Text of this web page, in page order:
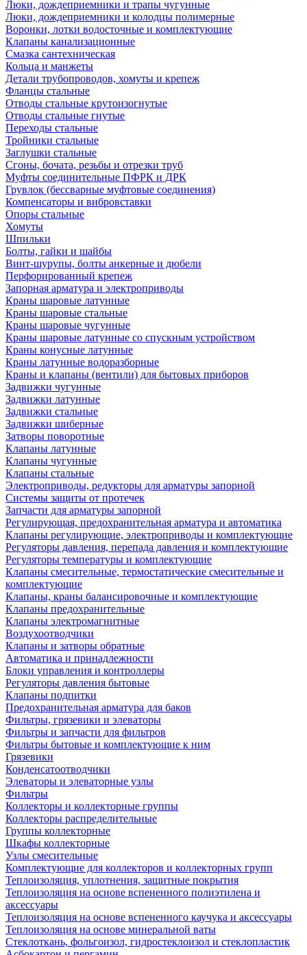
Люки, дождеприемники и трапы чугунные
Люки, дождеприемники и колодцы полимерные
Воронки, лотки водосточные и комплектующие
Клапаны канализационные
Смазка сантехническая
Кольца и манжеты
Детали трубопроводов, хомуты и крепеж
Фланцы стальные
Отводы стальные крутоизогнутые
Отводы стальные гнутые
Переходы стальные
Тройники стальные
Заглушки стальные
Сгоны, бочата, резьбы и отрезки труб
Муфты соединительные ПФРК и ДРК
Грувлок (бессварные муфтовые соединения)
Компенсаторы и вибровставки
Опоры стальные
Хомуты
Шпильки
Болты, гайки и шайбы
Винт-шурупы, болты анкерные и дюбели
Перфорированный крепеж
Запорная арматура и электроприводы
Краны шаровые латунные
Краны шаровые стальные
Краны шаровые чугунные
Краны шаровые латунные со спускным устройством
Краны конусные латунные
Краны латунные водоразборные
Краны и клапаны (вентили) для бытовых приборов
Задвижки чугунные
Задвижки латунные
Задвижки стальные
Задвижки шиберные
Затворы поворотные
Клапаны латунные
Клапаны чугунные
Клапаны стальные
Электроприводы, редукторы для арматуры запорной
Системы защиты от протечек
Запчасти для арматуры запорной
Регулирующая, предохранительная арматура и автоматика
Клапаны регулирующие, электроприводы и комплектующие
Регуляторы давления, перепада давления и комплектующие
Регуляторы температуры и комплектующие
Клапаны смесительные, термостатические смесительные и
комплектующие
Клапаны, краны балансировочные и комплектующие
Клапаны предохранительные
Клапаны электромагнитные
Воздухоотводчики
Клапаны и затворы обратные
Автоматика и принадлежности
Блоки управления и контроллеры
Регуляторы давления бытовые
Клапаны подпитки
Предохранительная арматура для баков
Фильтры, грязевики и элеваторы
Фильтры и запчасти для фильтров
Фильтры бытовые и комплектующие к ним
Грязевики
Конденсатоотводчики
Элеваторы и элеваторные узлы
Фильтры
Коллекторы и коллекторные группы
Коллекторы распределительные
Группы коллекторные
Шкафы коллекторные
Узлы смесительные
Комплектующие для коллекторов и коллекторных групп
Теплоизоляция, уплотнения, защитные покрытия
Теплоизоляция на основе вспененного полиэтилена и
аксессуары
Теплоизоляция на основе вспененного каучука и аксессуары
Теплоизоляция на основе минеральной ваты
Стеклоткань, фольгоизол, гидростеклоизол и стеклопластик